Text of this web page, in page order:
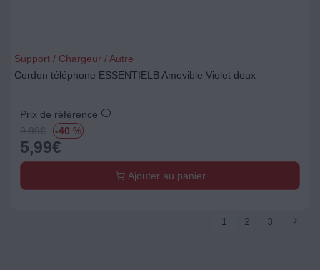
Support / Chargeur / Autre
Cordon téléphone ESSENTIELB Amovible Violet doux
Prix de référence
9.99€ -40 %
5,99€
Ajouter au panier
1 2 3